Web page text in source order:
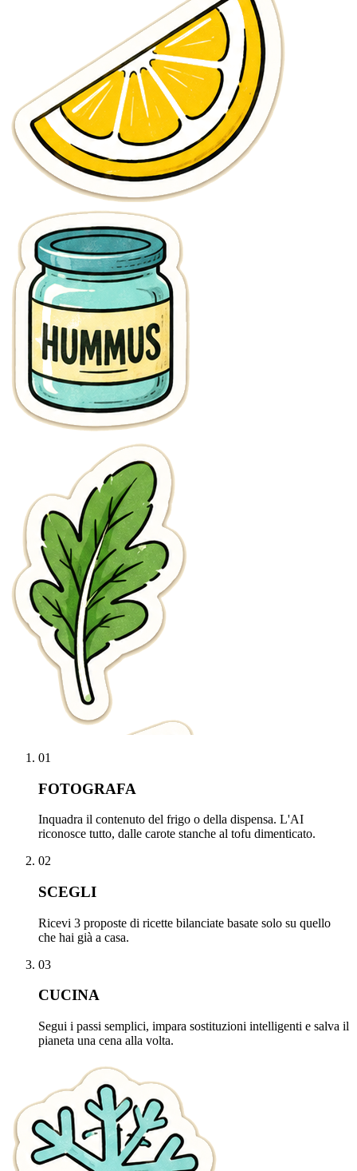
01
FOTOGRAFA
Inquadra il contenuto del frigo o della dispensa. L'AI
riconosce tutto, dalle carote stanche al tofu dimenticato.
02
SCEGLI
Ricevi 3 proposte di ricette bilanciate basate solo su quello
che hai già a casa.
03
CUCINA
Segui i passi semplici, impara sostituzioni intelligenti e salva il
pianeta una cena alla volta.